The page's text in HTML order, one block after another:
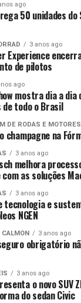
ago
50 unidades do
3 anos ago
Experience
de pilotos
ago
mostra dia a dia
todo o Brasil
DE RODAS E MOTORES
champagne na
3 anos ago
melhora
com as soluções
3 anos ago
tecnologia e
NGEN
CALMON 3 anos ago
obrigatório
3 anos ago
o novo SUV
do sedan Civic